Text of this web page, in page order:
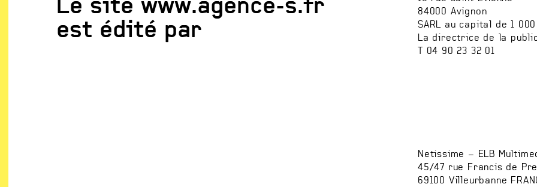
Le site www.agence-s.fr
est édité par
84000 Avignon
SARL au capital de 1
La directrice de la
T 04 90 23 32 01
Netissime – ELB
45/47 rue Francis de
69100 Villeurbanne